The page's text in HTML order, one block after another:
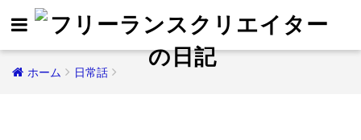
ホーム 日常話